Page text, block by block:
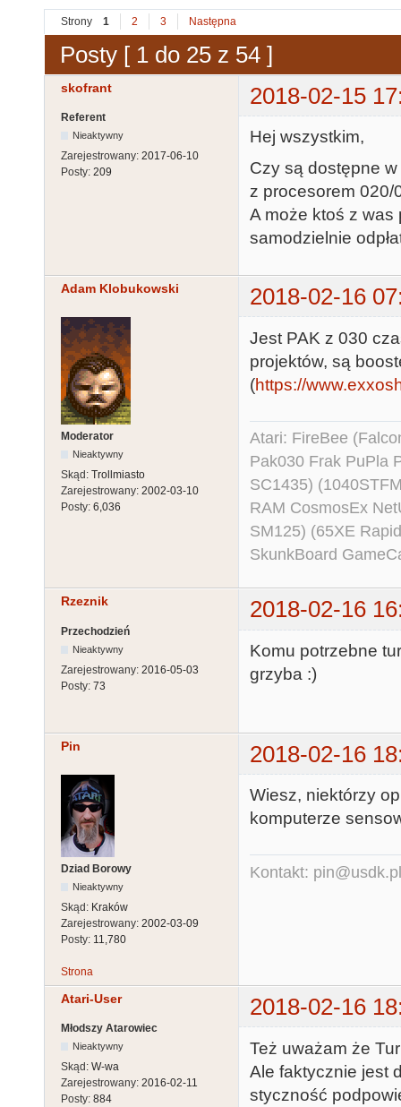
Strony 1 2 3 Następna
Posty [ 1 do 25 z 54 ]
skofrant 2018-02-15
Referent
Nieaktywny
Zarejestrowany: 2017-06-10
Posty: 209
Hej wszystkim,
Czy są dostępne
z procesorem 020/
A może ktoś z was
samodzielnie
Adam Klobukowski 2018-02-16
Moderator
Nieaktywny
Skąd: Trollmiasto
Zarejestrowany: 2002-03-10
Posty: 6,036
Jest PAK z 030
projektów, są
(https://
Atari: FireBee
Pak030 Frak PuPla
SC1435)
RAM CosmosEx
SM125) (65XE
SkunkBoard
Rzeznik 2018-02-16
Przechodzień
Nieaktywny
Zarejestrowany: 2016-05-03
Posty: 73
Komu potrzebne
grzyba :)
Pin 2018-02-16
Dziad Borowy
Nieaktywny
Skąd: Kraków
Zarejestrowany: 2002-03-09
Posty: 11,780
Wiesz, niektórzy
komputerze
Kontakt: pin@usdk.pl
Strona
Atari-User 2018-02-16
Młodszy Atarowiec
Nieaktywny
Skąd: W-wa
Zarejestrowany: 2016-02-11
Posty: 884
Też uważam że
Ale faktycznie jest
styczność